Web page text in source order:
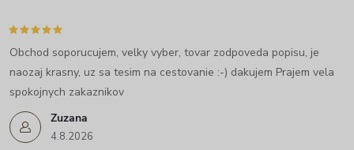
Zuzana
4.8.2026
Obchod soporucujem, velky vyber, tovar zodpoveda popisu, je
naozaj krasny, uz sa tesim na cestovanie :-) dakujem Prajem vela
spokojnych zakaznikov